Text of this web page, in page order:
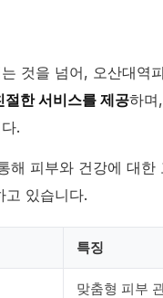
것을 넘어, 오산대역
절한 서비스를 제공하며
.
해 피부와 건강에 대
고 있습니다.
특징
맞춤형 피부